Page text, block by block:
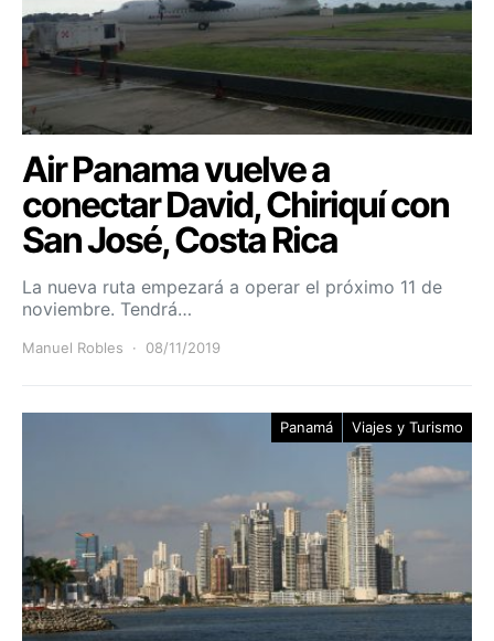
Air Panama vuelve a
conectar David, Chiriquí con
San José, Costa Rica
La nueva ruta empezará a operar el próximo 11 de
noviembre. Tendrá…
Manuel Robles 08/11/2019
Panamá Viajes y Turismo